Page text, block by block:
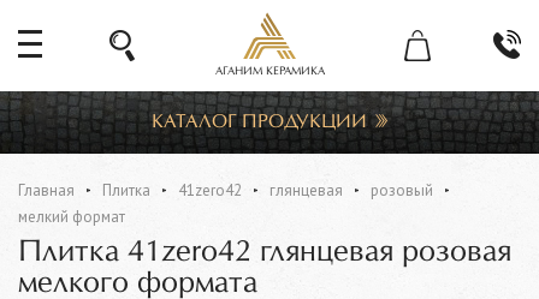
АГАНИМ КЕРАМИКА
КАТАЛОГ ПРОДУКЦИИ
Главная Плитка 41zero42 глянцевая
розовый
мелкий формат
Плитка 41zero42 глянцевая розовая
мелкого формата